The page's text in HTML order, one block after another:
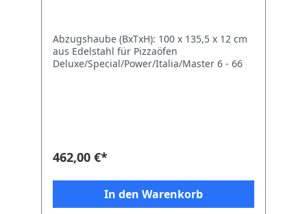
Abzugshaube (BxTxH): 100 x 135,5 x 12 cm
aus Edelstahl für Pizzaöfen
Deluxe/Special/Power/Italia/Master 6 - 66
462,00 €*
In den Warenkorb